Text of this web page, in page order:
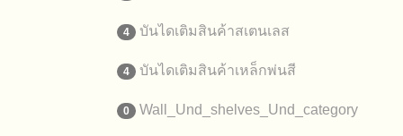
4 บันไดเติมสินค้าสเตนเลส
4 บันไดเติมสินค้าเหล็กพ่นสี
0 Wall_Und_shelves_Und_category